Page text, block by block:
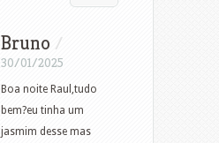
Bruno /
30/01/2025
Boa noite Raul,tudo
bem?eu tinha um
jasmim desse mas